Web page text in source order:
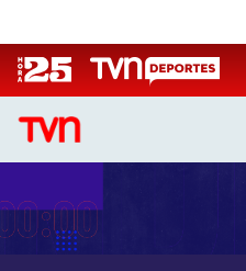
CASTING MASTERCHEF CHILE
CASTING TVN VERTICAL
Candidato, llegó tu hora